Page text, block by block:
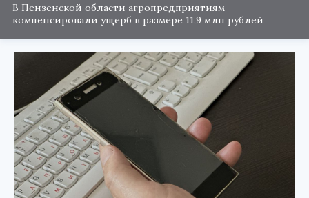
В Пензенской области агропредприятиям
компенсировали ущерб в размере 11,9 млн рублей